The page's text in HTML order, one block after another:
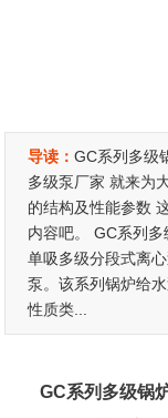
导读：GC系列多级
多级泵厂家 就来为
的结构及性能参数
内容吧。 GC系列
单吸多级分段式离
泵。该系列锅炉给
性质类...
GC系列多级锅炉